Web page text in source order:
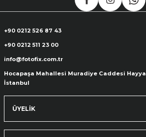
+90 0212 526 87 43
+90 0212 511 23 00
info@fotofix.com.tr
Hocapaşa Mahallesi Muradiye Caddesi
İstanbul
ÜYELİK